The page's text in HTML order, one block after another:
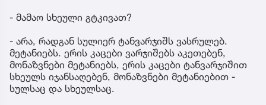
- მამაო სხეული გტკივათ?
- არა, რადგან სულიერ ტანვარჯიშს ვასრულებ.
მეტანიებს. ერის კაცები ვარჯიშებს აკეთებენ,
მონაზვნები მეტანიებს, ერის კაცები ტანვარჯიშით
სხეულს იჯანსაღებენ, მონაზვნები მეტანიებით -
სულსაც და სხეულსაც.